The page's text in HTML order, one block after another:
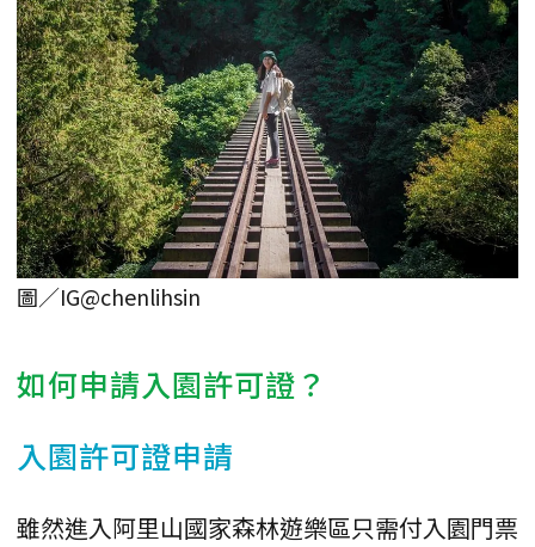
圖／IG@chenlihsin
如何申請入園許可證？
入園許可證申請
雖然進入阿里山國家森林遊樂區只需付入園門票